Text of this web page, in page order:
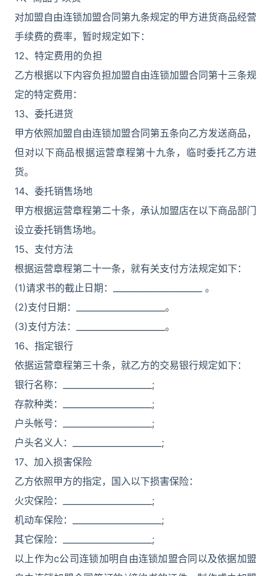
对加盟自由连锁加盟合同第九条规定的甲方进货商品经营
手续费的费率，暂时规定如下：
12、特定费用的负担
乙方根据以下内容负担加盟自由连锁加盟合同第十三条规
定的特定费用：
13、委托进货
甲方依照加盟自由连锁加盟合同第五条向乙方发送商品，
但对以下商品根据运营章程第十九条，临时委托乙方进
货。
14、委托销售场地
甲方根据运营章程第二十条，承认加盟店在以下商品部门
设立委托销售场地。
15、支付方法
根据运营章程第二十一条，就有关支付方法规定如下：
(1)请求书的截止日期：_____________________ 。
(2)支付日期：_____________________。
(3)支付方法：_____________________。
16、指定银行
依据运营章程第三十条，就乙方的交易银行规定如下：
银行名称：_____________________;
存款种类：_____________________;
户头帐号：_____________________;
户头名义人：_____________________;
17、加入损害保险
乙方依照甲方的指定，国入以下损害保险：
火灾保险：_____________________;
机动车保险：_____________________;
其它保险：_____________________;
以上作为c公司连锁加明自由连锁加盟合同以及依据加盟